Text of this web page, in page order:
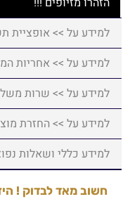
למידע על >> אופציית
למידע על >> אחריות
למידע על >> שרות
למידע על >> החזרת
למידע כללי ושאלות
חשוב מאד לבדוק !